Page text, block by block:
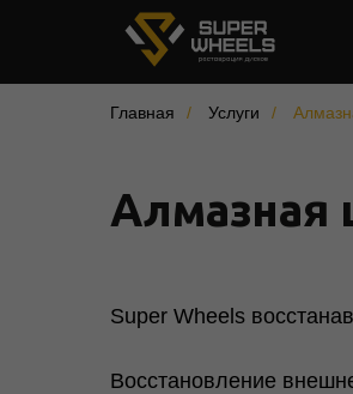
Главная / Услуги /
Алмазная
Super Wheels
Восстановление